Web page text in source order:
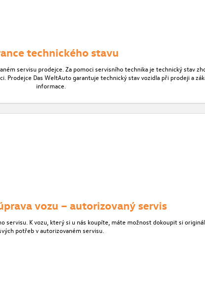
technického stavu
servisu prodejce. Za pomoci servisního technika je technický stav
Das WeltAuto garantuje technický stav vozidla při prodeji a
informace.
vozu – autorizovaný servis
K vozu, který si u nás koupíte, máte možnost dokoupit si
potřeb v autorizovaném servisu.